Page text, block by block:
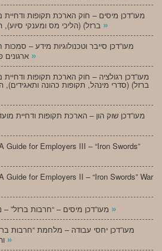
מעו”דכן מיסים – חוק הארכת תקופות
»
מעו”דכן סייבר וטכנולוגיות מידע –
»
מעו”דכן רגולציה – חוק הארכת תקופות
ברזל) (סדרי מינהל, תקופות כהונה ותאגידים), התשפ”ד-2023 –
מעו”דכן שוק הון – הארכת תקופות ודחיית
Guide for Employers III – “Iron Swords”
Guide for Employers II – “Iron Swords” War
»
מעו”דכן יחסי עבודה – מלחמת “חרבות
»